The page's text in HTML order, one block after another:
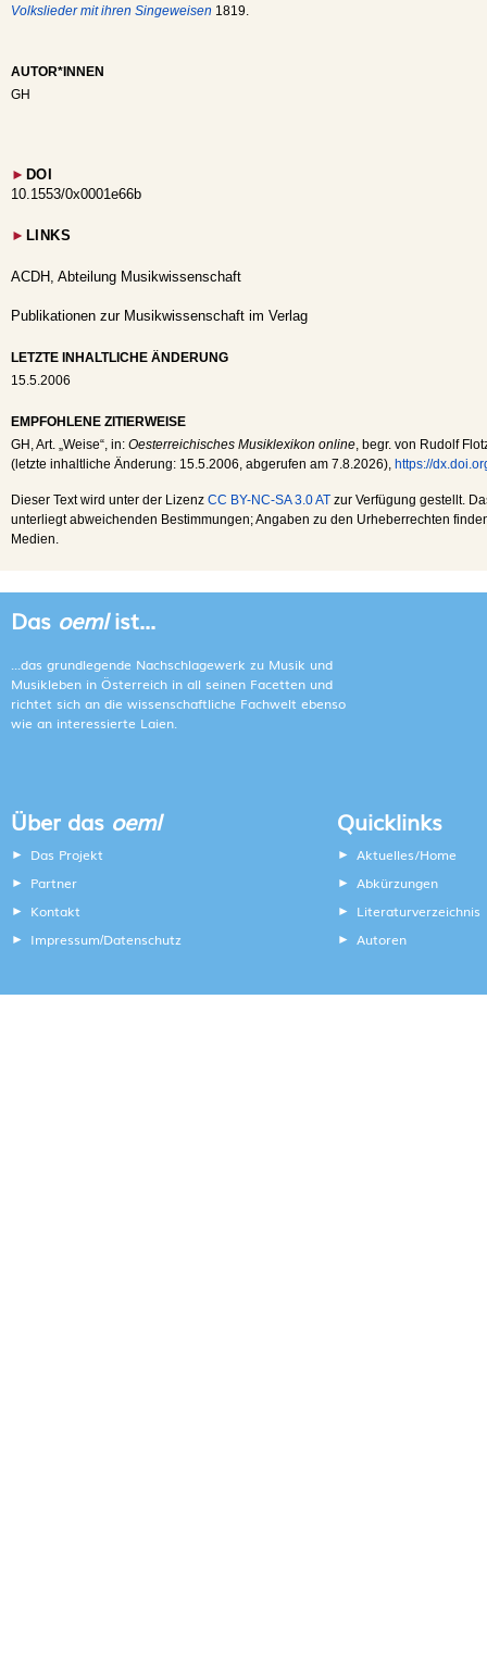
Volkslieder mit ihren Singeweisen 1819.
AUTOR*INNEN
GH
► DOI
10.1553/0x0001e66b
► LINKS
ACDH, Abteilung Musikwissenschaft
Publikationen zur Musikwissenschaft im Verlag
LETZTE INHALTLICHE ÄNDERUNG
15.5.2006
EMPFOHLENE ZITIERWEISE
GH , Art. „Weise“, in: Oesterreichisches Musiklexikon online , begr. von Rudolf
(letzte inhaltliche Änderung: 15.5.2006 , abgerufen am 7.8.2026), https://
Dieser Text wird unter der Lizenz CC BY-NC-SA 3.0 AT zur Verfügung gestellt.
unterliegt abweichenden Bestimmungen; Angaben zu den Urheberrechten
Medien.
Das oemlist...
...das grundlegende Nachschlagewerk zu Musik und
Musikleben in Österreich in all seinen Facetten und
richtet sich an die wissenschaftliche Fachwelt ebenso
wie an interessierte Laien.
Über das oeml
Das Projekt
Partner
Kontakt
Impressum/Datenschutz
Quicklinks
Aktuelles/Home
Abkürzungen
Literaturverzeichnis
Autoren